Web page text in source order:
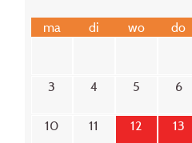
ma di wo do
3 4 5 6
10 11 12 13